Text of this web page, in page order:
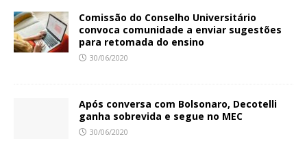
Comissão do Conselho Universitário
convoca comunidade a enviar sugestões
para retomada do ensino
30/06/2020
Após conversa com Bolsonaro, Decotelli
ganha sobrevida e segue no MEC
30/06/2020